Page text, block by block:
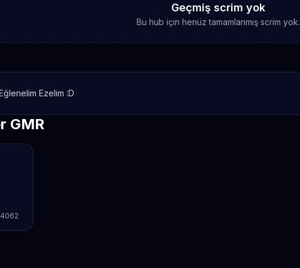
Geçmiş scrim yok
Bu hub için henüz tamamlanmış scrim yok.
Ezelim :D
GMR